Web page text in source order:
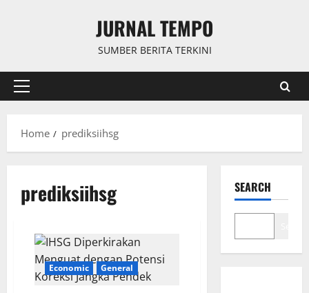
JURNAL TEMPO
SUMBER BERITA TERKINI
Primary
Home
prediksiihsg
prediksiihsg
Economic General
SEARCH